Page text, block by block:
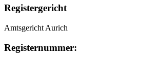
Registergericht
Amtsgericht Aurich
Registernummer: